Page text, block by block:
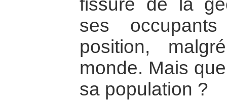
fissure de la
ses
position,
monde. Mais
sa population ?